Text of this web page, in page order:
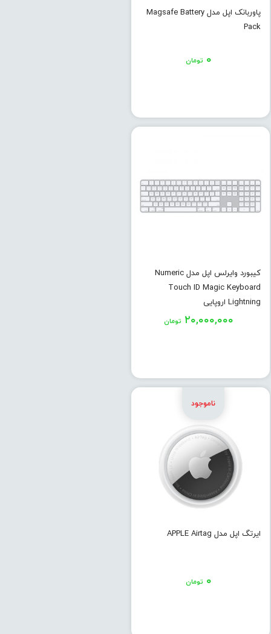
پاوربانک اپل مدل Magsafe Battery
Pack
۰ تومان
کیبورد وایرلس اپل مدل Numeric
Touch ID Magic Keyboard
Lightning اروپایی
۲۰,۰۰۰,۰۰۰ تومان
ایرتگ اپل مدل APPLE Airtag
۰ تومان